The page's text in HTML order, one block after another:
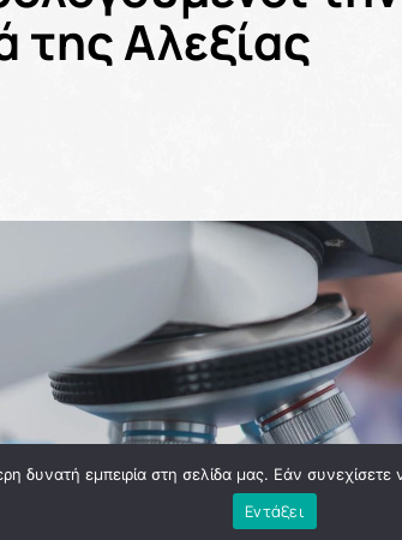
Αλεξίας
εμπειρία στη σελίδα μας. Εάν συνεχίσετε
Εντάξει